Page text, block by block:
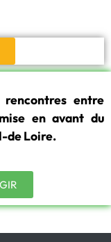
rencontres entre
en avant du
de Loire.